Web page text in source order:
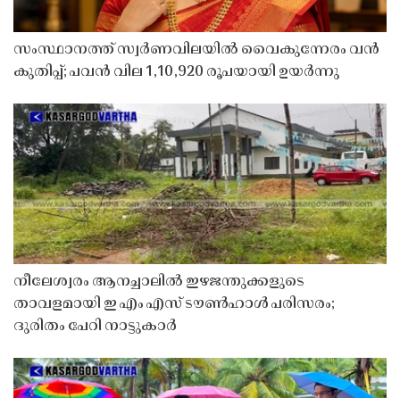
സംസ്ഥാനത്ത് സ്വർണവിലയിൽ വൈകുന്നേരം വൻ
കുതിപ്പ്; പവൻ വില 1,10,920 രൂപയായി ഉയർന്നു
നീലേശ്വരം ആനച്ചാലിൽ ഇഴജന്തുക്കളുടെ
താവളമായി ഇ എം എസ് ടൗൺഹാൾ പരിസരം;
ദുരിതം പേറി നാട്ടുകാർ